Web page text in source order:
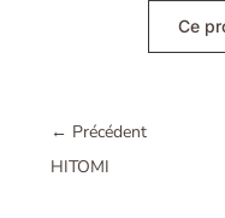
Ce
← Précédent
HITOMI